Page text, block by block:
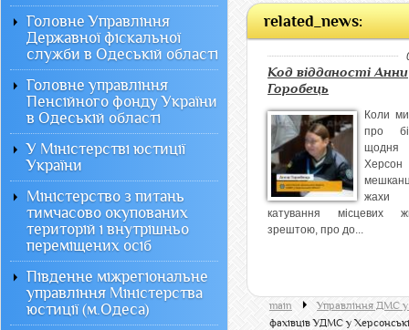
related_news:
Код відданості Анни
Горобець
Коли
про
щодня
жахи
катування місцевих
зрештою, про до...
main
Управління ДМС у
фахівців УДМС у
Головне Управління
Державної фіскальної
служби в Одеській області
Головне управління
Пенсійного фонду України
в Одеській області
У Міністерстві юстиції
України
Міністерство з питань
тимчасово окупованих
територій і внутрішньо
переміщених осіб
Південне міжрегіональне
управління Міністерства
юстиції (м.Одеса)